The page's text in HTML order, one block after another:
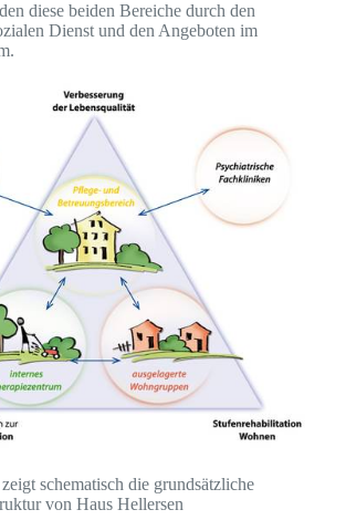
diese beiden Bereiche durch den
Dienst und den Angeboten im
schematisch die grundsätzliche
von Haus Hellersen